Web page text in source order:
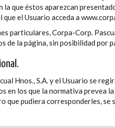
que éstos aparezcan
el Usuario acceda a
particulares, Corpa-Corp.
de la página, sin posibilidad por
Hnos., S.A. y el Usuario se
en los que la normativa prevea
pudiera corresponderles,